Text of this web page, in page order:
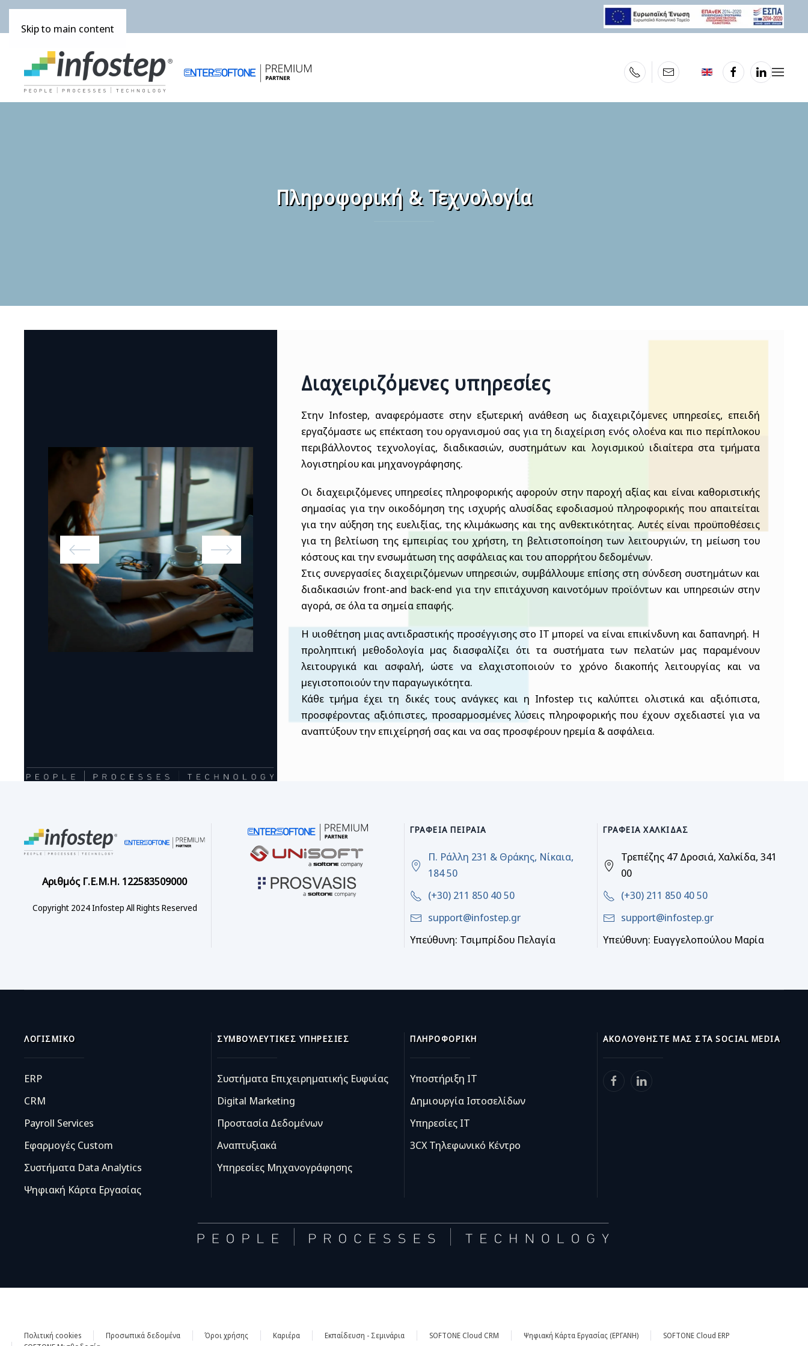
Skip to main content
Πληροφορική & Τεχνολογία
Διαχειριζόμενες υπηρεσίες
Στην Infostep, αναφερόμαστε στην εξωτερική ανάθεση ως διαχειριζόμενες υπηρεσίες, επειδή
εργαζόμαστε ως επέκταση του οργανισμού σας για τη διαχείριση ενός ολοένα και πιο περίπλοκου
περιβάλλοντος τεχνολογίας, διαδικασιών, συστημάτων και λογισμικού ιδιαίτερα στα τμήματα
λογιστηρίου και μηχανογράφησης.
Οι διαχειριζόμενες υπηρεσίες πληροφορικής αφορούν στην παροχή αξίας και είναι καθοριστικής
σημασίας για την οικοδόμηση της ισχυρής αλυσίδας εφοδιασμού πληροφορικής που απαιτείται
για την αύξηση της ευελιξίας, της κλιμάκωσης και της ανθεκτικότητας. Αυτές είναι προϋποθέσεις
για τη βελτίωση της εμπειρίας του χρήστη, τη βελτιστοποίηση των λειτουργιών, τη μείωση του
κόστους και την ενσωμάτωση της ασφάλειας και του απορρήτου δεδομένων.
Στις συνεργασίες διαχειριζόμενων υπηρεσιών, συμβάλλουμε επίσης στη σύνδεση συστημάτων και
διαδικασιών front-and back-end για την επιτάχυνση καινοτόμων προϊόντων και υπηρεσιών στην
αγορά, σε όλα τα σημεία επαφής.
Η υιοθέτηση μιας αντιδραστικής προσέγγισης στο IT μπορεί να είναι επικίνδυνη και δαπανηρή. Η
προληπτική μεθοδολογία μας διασφαλίζει ότι τα συστήματα των πελατών μας παραμένουν
λειτουργικά και ασφαλή, ώστε να ελαχιστοποιούν το χρόνο διακοπής λειτουργίας και να
μεγιστοποιούν την παραγωγικότητα.
Κάθε τμήμα έχει τη δικές τους ανάγκες και η Infostep τις καλύπτει ολιστικά και αξιόπιστα,
προσφέροντας αξιόπιστες, προσαρμοσμένες λύσεις πληροφορικής που έχουν σχεδιαστεί για να
αναπτύξουν την επιχείρησή σας και να σας προσφέρουν ηρεμία & ασφάλεια.
Αριθμός Γ.Ε.Μ.Η. 122583509000
Copyright 2024 Infostep All Rights Reserved
ΓΡΑΦΕΊΑ ΠΕΙΡΑΙΆ
Π. Ράλλη 231 & Θράκης, Νίκαια,
184 50
(+30) 211 850 40 50
support@infostep.gr
Υπεύθυνη: Τσιμπρίδου Πελαγία
ΓΡΑΦΕΊΑ ΧΑΛΚΊΔΑΣ
Τρεπέζης 47 Δροσιά, Χαλκίδα, 341
00
(+30) 211 850 40 50
support@infostep.gr
Υπεύθυνη: Ευαγγελοπούλου Μαρία
ΛΟΓΙΣΜΙΚΌ
ERP
CRM
Payroll Services
Εφαρμογές Custom
Συστήματα Data Analytics
Ψηφιακή Κάρτα Εργασίας
ΣΥΜΒΟΥΛΕΥΤΙΚΈΣ ΥΠΗΡΕΣΊΕΣ
Συστήματα Επιχειρηματικής Ευφυίας
Digital Marketing
Προστασία Δεδομένων
Αναπτυξιακά
Υπηρεσίες Μηχανογράφησης
ΠΛΗΡΟΦΟΡΙΚΉ
Υποστήριξη IT
Δημιουργία Ιστοσελίδων
Υπηρεσίες IT
3CX Τηλεφωνικό Κέντρο
ΑΚΟΛΟΥΘΉΣΤΕ ΜΑΣ ΣΤΑ SOCIAL MEDIA
Πολιτική cookies Προσωπικά δεδομένα Όροι χρήσης Καριέρα Εκπαίδευση - Σεμινάρια SOFTONE Cloud CRM Ψηφιακή Κάρτα Εργασίας (ΕΡΓΑΝΗ)
SOFTONE Cloud ERP